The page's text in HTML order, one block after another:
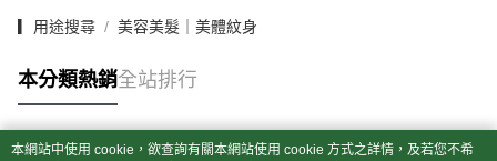
▎用途搜尋 美容美髮｜美體紋身
本分類熱銷全站排行
本網站中使用 cookie，欲查詢有關本網站使用 cookie 方式之詳情，及若您不希